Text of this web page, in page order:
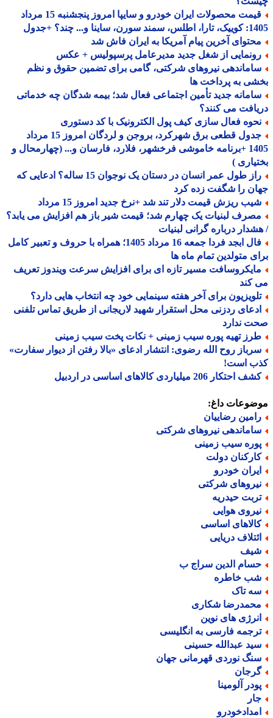
قیمت محصولات ایران خودرو و سایپا امروز پنجشنبه 15 مرداد
ساینا و... چند؟ +جدول
آخرین پیام آمریکا به ایران فاش شد
از شغل جدید مدیرعامل پرسپولیس + عکس
نیروهای شرکتی، گامی برای تضمین حقوق و نظم
به پرداخت ها
جدید تأمین اجتماعی فعال شد؛ بیمه شدگان چه خدماتی
می کنند؟
فعال سازی کیف پول الکترونیک با کد دستوری
جدول قطعی برق شهرکرد، بروجن و لردگان امروز 15 مرداد
1405 +برنامه خاموشی فرخشهر، فلارد، فارسان و... (چهارمحال و
)
راز طول عمر انسان در دستان یک نوجوان 15 ساله؟ ادعایی که
را شگفت زده کرد
ریزش قیمت دلار تند شد +نرخ جدید امروز 15 مرداد
لبنیات یک چهارم شد؛ قیمت شیر باز هم افزایش می یابد؟
درباره گرانی لبنیات
فال ابجد فردا جمعه 16 مرداد 1405؛ همراه با حروف و تعبیر کامل
متولدین تمام ماه ها
مسیر تازه ای برای افزایش سرعت ویندوز تعریف
کند
برای آخر هفته سینمایی خود چه انتخاب هایی دارد؟
ردزنی محل استقرار شهید لاریجانی از طریق تماس تلفنی
ندارد
تهیه پوره سیب زمینی + نکات پخت سیب زمینی
روح الله رضوی: انتشار ادعای «بالا رفتن از دیوار سفارت»
است!
206 میلیاردی کالاهای اساسی در اردبیل
داغ:
رضاییان
نیروهای شرکتی
سیب زمینی
دولت
خودرو
شرکتی
حیدریه
هوایی
اساسی
دریایی
الدین سراج ب
خاطره
تاک
شکاری
های نوین
فارسی به انگلیسی
عبدالله حسینی
نوردی قهرمانی جهان
آلومینا